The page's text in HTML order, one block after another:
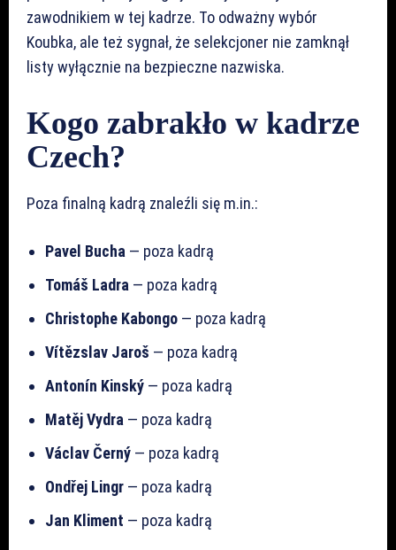
zawodnikiem w tej kadrze. To odważny wybór
Koubka, ale też sygnał, że selekcjoner nie zamknął
listy wyłącznie na bezpieczne nazwiska.
Kogo zabrakło w kadrze
Czech?
Poza finalną kadrą znaleźli się m.in.:
Pavel Bucha — poza kadrą
Tomáš Ladra — poza kadrą
Christophe Kabongo — poza kadrą
Vítězslav Jaroš — poza kadrą
Antonín Kinský — poza kadrą
Matěj Vydra — poza kadrą
Václav Černý — poza kadrą
Ondřej Lingr — poza kadrą
Jan Kliment — poza kadrą